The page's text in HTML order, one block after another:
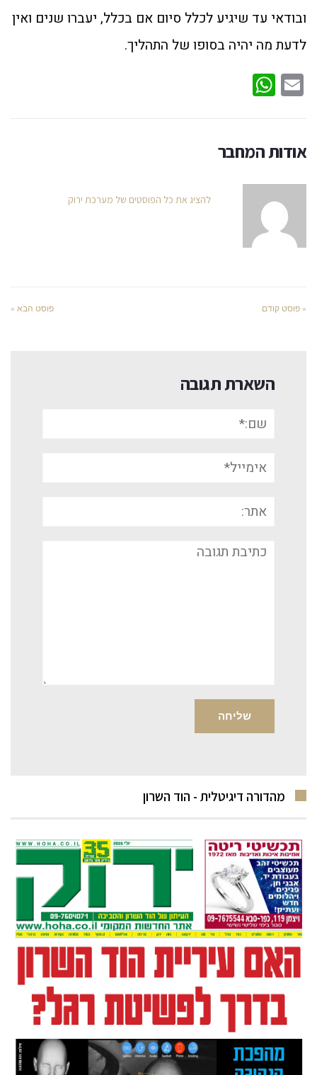
ובודאי עד שיגיע לכלל סיום אם בכלל, יעברו שנים ואין
לדעת מה יהיה בסופו של התהליך.
Email
אודות המחבר
להציג את כל הפוסטים של מערכת ירוק
« פוסט קודם פוסט הבא »
השארת תגובה
אימייל*
תגובה
מהדורה דיגיטלית - הוד השרון